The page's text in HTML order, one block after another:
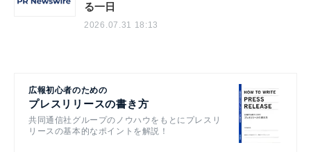
る一日
2026.07.31 18:13
広報初心者のための
プレスリリースの書き方
共同通信社グループのノウハウをもとにプレスリ
リースの基本的なポイントを解説！